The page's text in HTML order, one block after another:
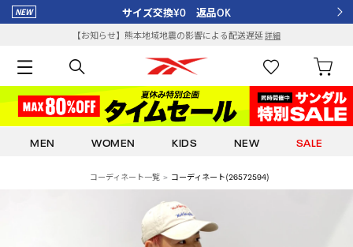
サイズ交換¥0 返品OK
【お知らせ】熊本地域地震の影響による配送遅延詳細
MEN WOMEN KIDS NEW SALE
コーディネート一覧 コーディネート(26572594)